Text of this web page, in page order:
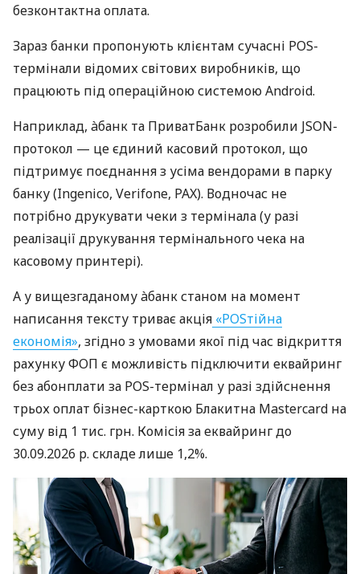
безконтактна оплата.
Зараз банки пропонують клієнтам сучасні POS-
термінали відомих світових виробників, що
працюють під операційною системою Android.
Наприклад, àбанк та ПриватБанк розробили JSON-
протокол — це єдиний касовий протокол, що
підтримує поєднання з усіма вендорами в парку
банку (Ingenico, Verifone, PAX). Водночас не
потрібно друкувати чеки з термінала (у разі
реалізації друкування термінального чека на
касовому принтері).
А у вищезгаданому àбанк станом на момент
написання тексту триває акція «POSтійна
економія», згідно з умовами якої під час відкриття
рахунку ФОП є можливість підключити еквайринг
без абонплати за POS-термінал у разі здійснення
трьох оплат бізнес-карткою Блакитна Mastercard на
суму від 1 тис. грн. Комісія за еквайринг до
30.09.2026 р. складе лише 1,2%.